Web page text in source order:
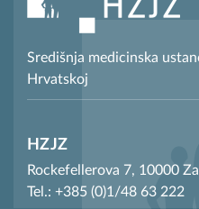
Središnja medicinska
Hrvatskoj
HZJZ
Rockefellerova 7, 10000
Tel.: +385 (0)1/48 63 222